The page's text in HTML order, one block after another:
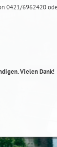
0421/6962420
Vielen Dank!